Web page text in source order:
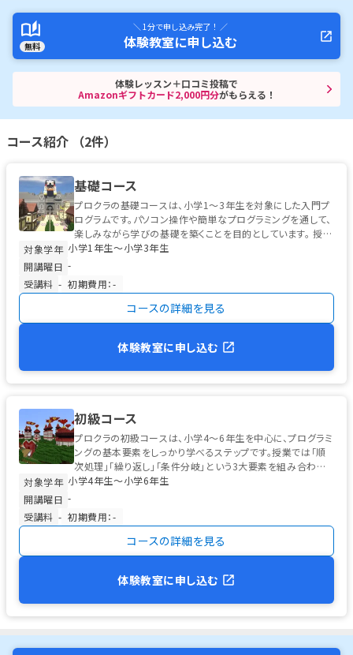
無料
＼ 1分で申し込み完了！ ／
体験教室に申し込む
体験レッスン＋口コミ投稿で
Amazonギフトカード2,000円分がもらえる！
コース紹介 （2件）
基礎コース
プロクラの基礎コースは、小学1〜3年生を対象にした入門プ
ログラムです。パソコン操作や簡単なプログラミングを通して、
楽しみながら学びの基礎を築くことを目的としています。 授業
では、左クリック・右...
対象学年 小学1年生〜小学3年生
開講曜日 -
受講料 - 初期費用：-
コースの詳細を見る
体験教室に申し込む
初級コース
プロクラの初級コースは、小学4〜6年生を中心に、プログラミ
ングの基本要素をしっかり学べるステップです。授業では「順
次処理」「繰り返し」「条件分岐」という3大要素を組み合わせ、
テーマに沿った作品制...
対象学年 小学4年生〜小学6年生
開講曜日 -
受講料 - 初期費用：-
コースの詳細を見る
体験教室に申し込む